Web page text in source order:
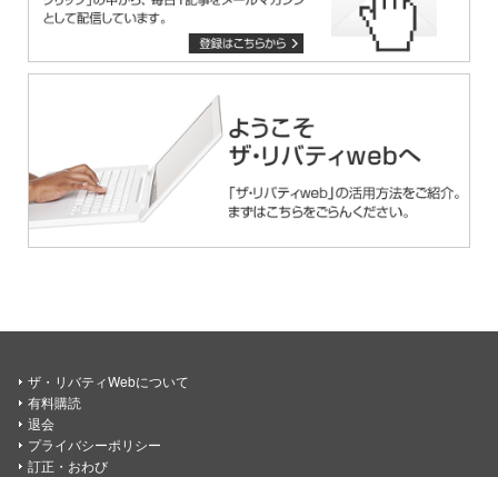
ザ・リバティWebについて
有料購読
退会
プライバシーポリシー
訂正・おわび